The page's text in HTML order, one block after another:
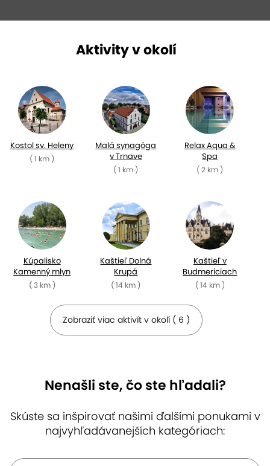
Aktivity v okolí
Kostol sv. Heleny
( 1 km )
Malá synagóga
v Trnave
( 1 km )
Relax Aqua &
Spa
( 2 km )
Kúpalisko
Kamenný mlyn
( 3 km )
Kaštieľ Dolná
Krupá
( 14 km )
Kaštieľ v
Budmericiach
( 14 km )
Zobraziť viac aktivít v okolí ( 6 )
Hlohovský
Hvezdáreň a
Termálne
Nenašli ste, čo ste hľadali?
Skúste sa inšpirovať našimi ďalšími ponukami v
najvyhľadávanejších kategóriach: